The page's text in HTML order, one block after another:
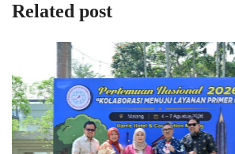
Related post